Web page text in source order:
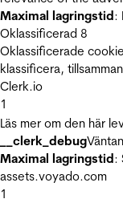
Maximal lagringstid:
Oklassificerad 8
Oklassificerade
klassificera,
Clerk.io
1
Läs mer om den här
__clerk_debug
Maximal lagringstid:
assets.voyado.com
1